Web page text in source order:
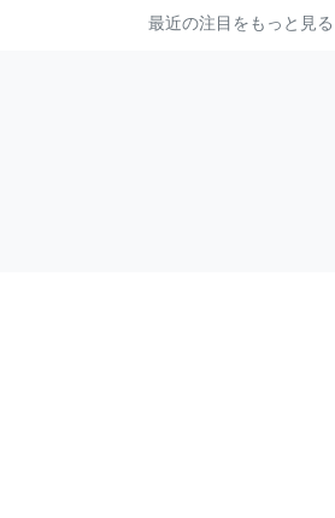
最近の注目をもっと見る